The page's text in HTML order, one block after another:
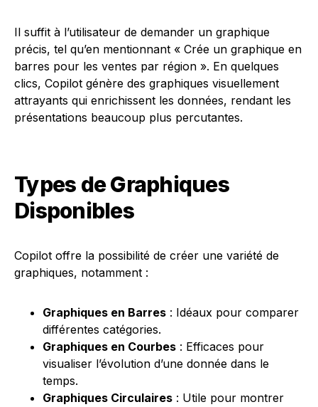
Il suffit à l’utilisateur de demander un graphique
précis, tel qu’en mentionnant « Crée un graphique en
barres pour les ventes par région ». En quelques
clics, Copilot génère des graphiques visuellement
attrayants qui enrichissent les données, rendant les
présentations beaucoup plus percutantes.
Types de Graphiques
Disponibles
Copilot offre la possibilité de créer une variété de
graphiques, notamment :
Graphiques en Barres : Idéaux pour comparer
différentes catégories.
Graphiques en Courbes : Efficaces pour
visualiser l’évolution d’une donnée dans le
temps.
Graphiques Circulaires : Utile pour montrer